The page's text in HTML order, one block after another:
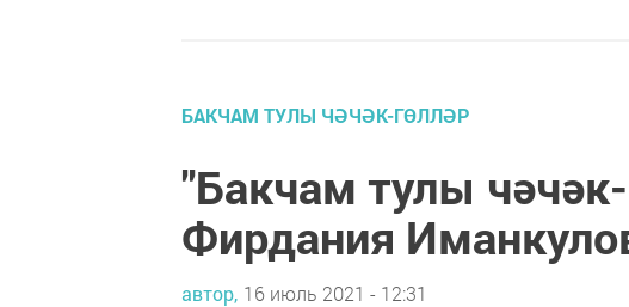
БАКЧАМ ТУЛЫ ЧӘЧӘК-ГӨЛЛӘР
"Бакчам тулы
Фирдания
автор, 16 июль 2021 - 12:31